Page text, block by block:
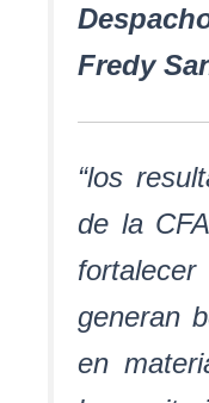
Fredy
“los
de la
generan
en